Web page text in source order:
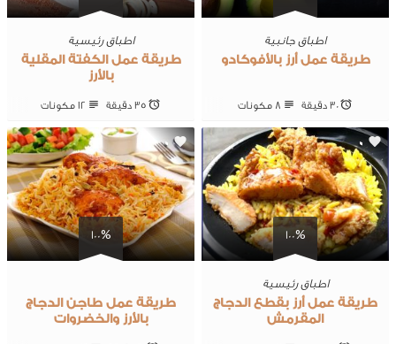
اطباق جانبية
طريقة عمل أرز بالأفوكادو
30 ‎دقيقة 8 ‎مكونات
اطباق رئيسية
طريقة عمل الكفتة المقلية
بالأرز
35 ‎دقيقة 12 ‎مكونات
100%
0
اطباق رئيسية
طريقة عمل أرز بقطع الدجاج
المقرمش
100%
0
طريقة عمل طاجن الدجاج
بالأرز والخضروات